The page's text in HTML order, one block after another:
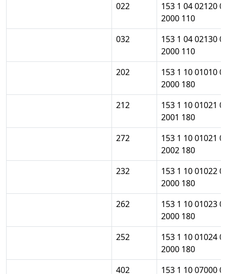
022
153 1 04 02120
2000 110
032
153 1 04 02130
2000 110
202
153 1 10 01010
2000 180
212
153 1 10 01021
2001 180
272
153 1 10 01021
2002 180
232
153 1 10 01022
2000 180
262
153 1 10 01023
2000 180
252
153 1 10 01024
2000 180
402
153 1 10 07000